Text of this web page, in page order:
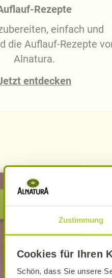
Zustimmung
Cookies für Ihren
Schön, dass Sie unsere
Rezepte
einfach und
die Auflauf-Rezepte
Alnatura.
entdecken
Alnatura
Ich möchte